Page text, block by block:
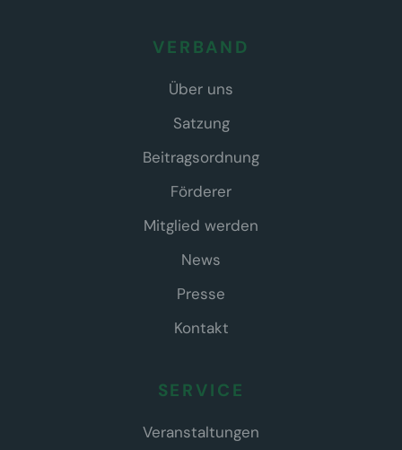
VERBAND
Über uns
Satzung
Beitragsordnung
Förderer
Mitglied werden
News
Presse
Kontakt
SERVICE
Veranstaltungen